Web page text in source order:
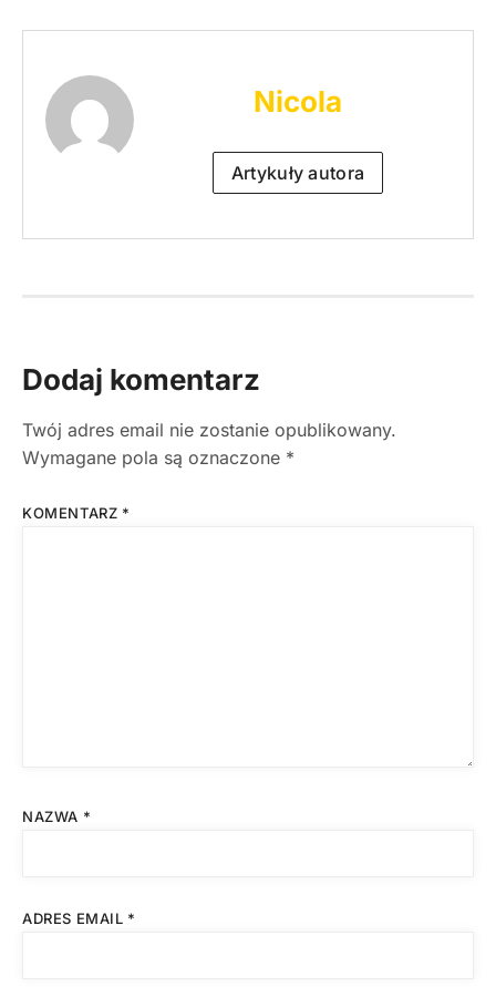
Nicola
Artykuły autora
Dodaj komentarz
Twój adres email nie zostanie opublikowany.
Wymagane pola są oznaczone *
KOMENTARZ *
NAZWA *
ADRES EMAIL *